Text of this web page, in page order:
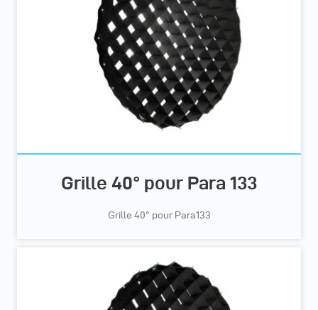
Grille 40° pour Para 133
Grille 40° pour Para133